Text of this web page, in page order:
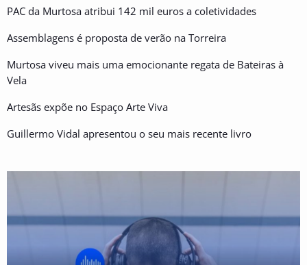
PAC da Murtosa atribui 142 mil euros a coletividades
Assemblagens é proposta de verão na Torreira
Murtosa viveu mais uma emocionante regata de Bateiras à
Vela
Artesãs expõe no Espaço Arte Viva
Guillermo Vidal apresentou o seu mais recente livro